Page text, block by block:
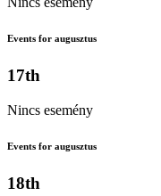
Events for augusztus
17th
Nincs esemény
Events for augusztus
18th